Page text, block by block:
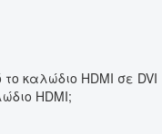
καλώδιο HDMI σε DVI
HDMI;